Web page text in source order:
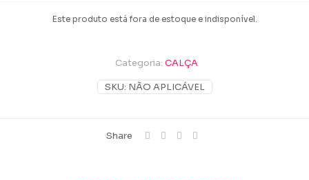
Este produto está fora de estoque e indisponível.
SKU: NÃO APLICÁVEL
Categoria: CALÇA
Share